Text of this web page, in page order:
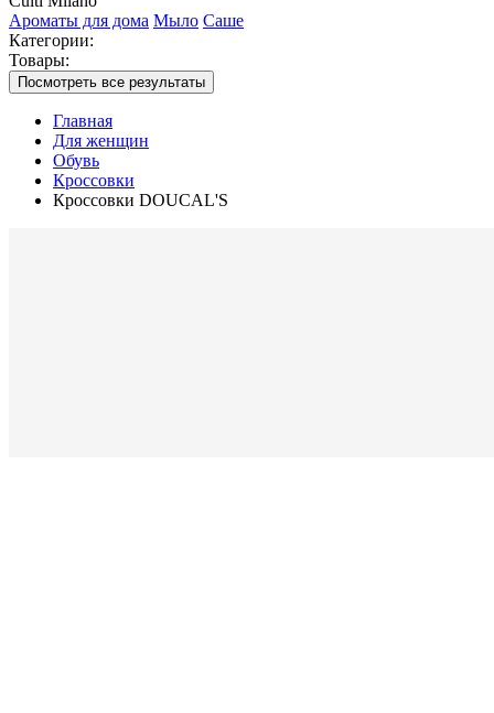
Ароматы для дома Мыло Саше
Категории:
Товары:
Посмотреть все результаты
Главная
Для женщин
Обувь
Кроссовки
Кроссовки DOUCAL'S